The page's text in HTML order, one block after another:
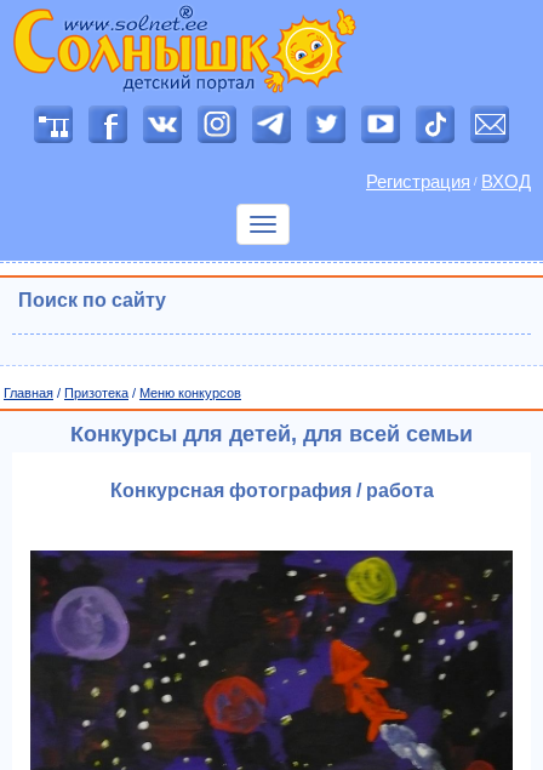
Регистрация / ВХОД
Показать
Поиск по сайту
Главная / Призотека / Меню конкурсов
Конкурсы для детей, для всей семьи
Конкурсная фотография / работа